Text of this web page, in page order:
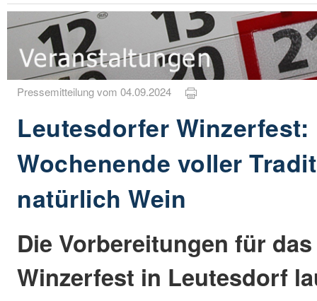
Pressemitteilung vom 04.09.2024
Leutesdorfer Winzerfest:
Wochenende voller
natürlich Wein
Die Vorbereitungen für
Winzerfest in Leutesdorf